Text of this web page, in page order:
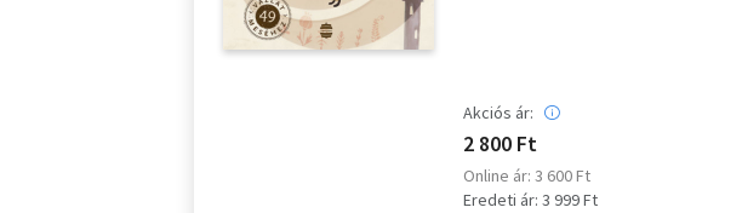
Akciós ár:
2 800 Ft
Online ár: 3 600 Ft
Eredeti ár: 3 999 Ft